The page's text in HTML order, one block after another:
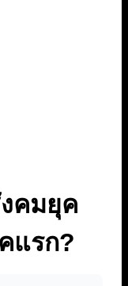
คมยุค
แรก?